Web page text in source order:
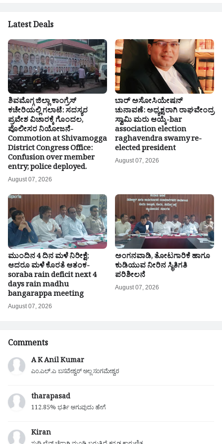
Latest Deals
ಶಿವಮೊಗ್ಗ ಜಿಲ್ಲಾ ಕಾಂಗ್ರೆಸ್
ಕಚೇರಿಯಲ್ಲಿ ಗಲಾಟೆ: ಸದಸ್ಯರ
ಪ್ರವೇಶ ವಿಚಾರಕ್ಕೆ ಗೊಂದಲ,
ಪೊಲೀಸರ ನಿಯೋಜನೆ-
Commotion at Shivamogga
District Congress Office:
Confusion over member
entry; police deployed.
August 07, 2026
ಬಾರ್ ಅಸೋಸಿಯೇಷನ್
ಚುನಾವಣೆ: ಅಧ್ಯಕ್ಷರಾಗಿ ರಾಘವೇಂದ್ರ
ಸ್ವಾಮಿ ಮರು ಆಯ್ಕೆ-bar
association election
raghavendra swamy re-
elected president
August 07, 2026
ಮುಂದಿನ 4 ದಿನ ಮಳೆ ನಿರೀಕ್ಷೆ;
ಆದರೂ ಮಳೆ ಕೊರತೆ ಆತಂಕ-
soraba rain deficit next 4
days rain madhu
bangarappa meeting
August 07, 2026
ಅಂಗನವಾಡಿ, ತೋಟಗಾರಿಕೆ ಹಾಗೂ
ಕುಡಿಯುವ ನೀರಿನ ಸ್ಥಿತಿಗತಿ
ಪರಿಶೀಲನೆ
August 07, 2026
Comments
A K Anil Kumar
ಎಂ.ಎಲ್.ಎ ಬಸವೇಶ್ವರ್ ಅಲ್ಲ ಸಂಗಮೇಶ್ವರ
tharapasad
112.85% ಭರ್ತಿ ಆಗುವುದು ಹೇಗೆ
Kiran